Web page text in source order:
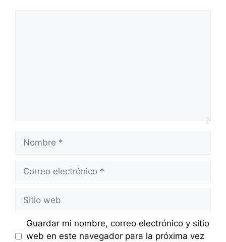
Nombre
Correo
Sitio
web
Guardar mi nombre, correo electrónico y sitio
web en este navegador para la próxima vez